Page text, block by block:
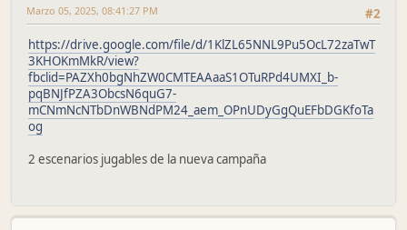
#2
Marzo 05, 2025, 08:41:27 PM
https://drive.google.com/file/d/1KlZL65NNL9Pu5OcL72zaTwT
3KHOKmMkR/view?
fbclid=PAZXh0bgNhZW0CMTEAAaaS1OTuRPd4UMXI_b-
pqBNJfPZA3ObcsN6quG7-
mCNmNcNTbDnWBNdPM24_aem_OPnUDyGgQuEFbDGKfoTa
og
2 escenarios jugables de la nueva campaña